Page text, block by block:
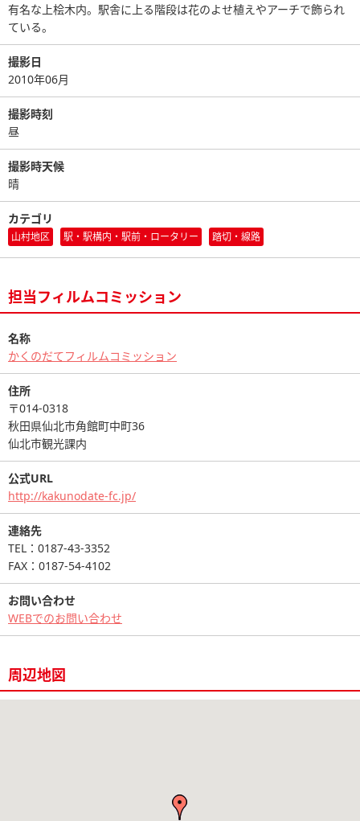
有名な上桧木内。駅舎に上る階段は花のよせ植えやアーチで飾られ
ている。
撮影日
2010年06月
撮影時刻
昼
撮影時天候
晴
カテゴリ
山村地区 駅・駅構内・駅前・ロータリー 踏切・線路
担当フィルムコミッション
名称
かくのだてフィルムコミッション
住所
〒014-0318
秋田県仙北市角館町中町36
仙北市観光課内
公式URL
http://kakunodate-fc.jp/
連絡先
TEL：0187-43-3352
FAX：0187-54-4102
お問い合わせ
WEBでのお問い合わせ
周辺地図